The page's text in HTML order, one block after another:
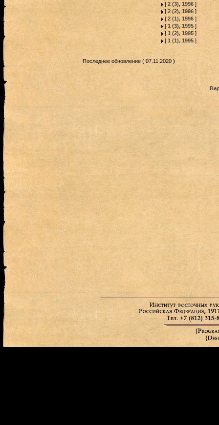
[ 2 (3), 1996]
[ 2 (2), 1996]
[ 2 (1), 1996]
[ 1 (3), 1995]
[ 1 (2), 1995]
[ 1 (1), 1995]
Последнее обновление ( 07.11.2020 )